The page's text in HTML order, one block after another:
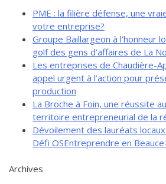
PME : la filière défense, une
votre entreprise?
Groupe Baillargeon à l’honneur
golf des gens d’affaires de La
Les entreprises de Chaudière-
appel urgent à l’action pour
production
La Broche à Foin, une réussite
territoire entrepreneurial de la
Dévoilement des lauréats
Défi OSEntreprendre en
Archives